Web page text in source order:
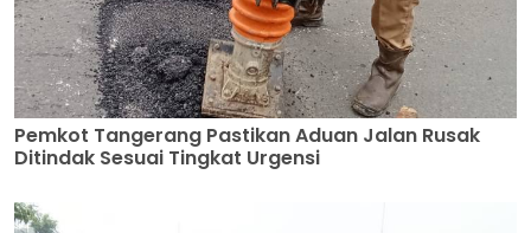
Pemkot Tangerang Pastikan Aduan Jalan Rusak
Ditindak Sesuai Tingkat Urgensi